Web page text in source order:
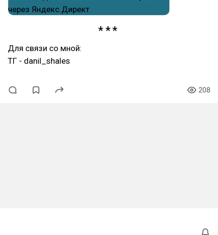
Для связи со мной:
ТГ - danil_shales
208